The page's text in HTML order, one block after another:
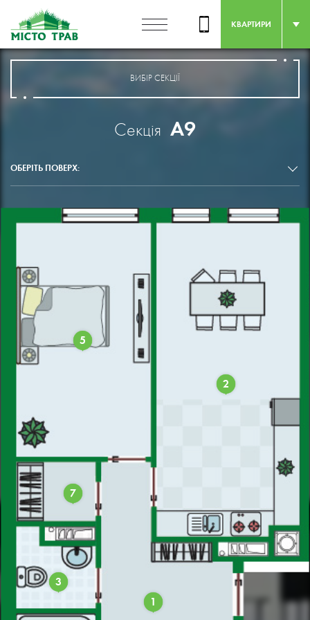
КВАРТИРИ
ВИБІР СЕКЦІЇ
Секція А9
ОБЕРІТЬ ПОВЕРХ:
1
2
3
5
7